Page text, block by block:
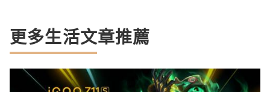
更多生活文章推薦